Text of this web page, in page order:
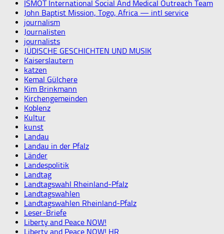
ISMOT International Social And Medical Outreach Team
John Baptist Mission, Togo, Africa — intl service
journalism
Journalisten
journalists
JÜDISCHE GESCHICHTEN UND MUSIK
Kaiserslautern
katzen
Kemal Gülchere
Kim Brinkmann
Kirchengemeinden
Koblenz
Kultur
kunst
Landau
Landau in der Pfalz
Länder
Landespolitik
Landtag
Landtagswahl Rheinland-Pfalz
Landtagswahlen
Landtagswahlen Rheinland-Pfalz
Leser-Briefe
Liberty and Peace NOW!
Liberty and Peace NOW! HR